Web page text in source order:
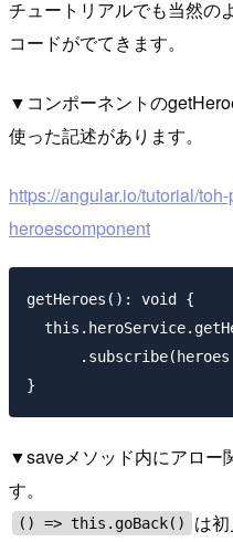
チュートリアルでも当然の
コードがでてきます。
▼コンポーネントの
使った記述があります。
https://angular.io/tutorial/
heroescomponent
getHeroes(): void {
▼saveメソッド内にアロー
す。
() => this.goBack()
は